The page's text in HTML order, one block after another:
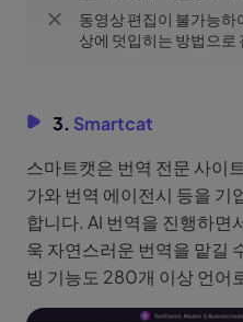
동영상 편집이 불가능하
상에 덧입히는 방법으로
3. Smartcat
스마트캣은 번역 전문 사이
가와 번역 에이전시 등을 기
합니다. AI 번역을 진행하면
욱 자연스러운 번역을 맡길
빙 기능도 280개 이상 언어